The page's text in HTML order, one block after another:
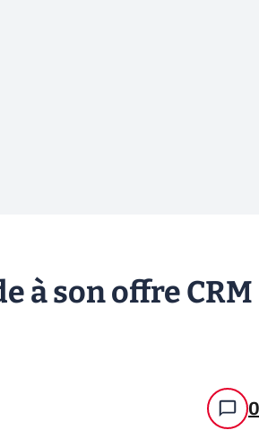
à son offre CRM
0